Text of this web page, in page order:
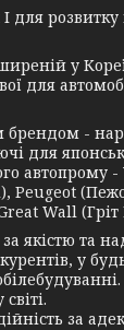
для
у Кореї,
для
-
для
автопрому
Wall (Гріт
та
у
за